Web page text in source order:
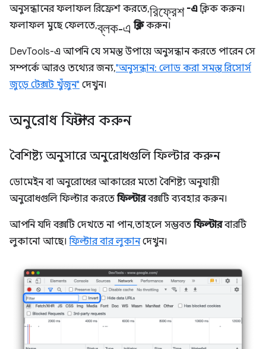
অনুসন্ধানের ফলাফল রিফ্রেশ করতে,রিফ্রেশ -এক্লিক করুন।
ফলাফল মুছে ফেলতে,ব্লক-এ ক্লিককরুন।
DevTools-এ আপনি যে সমস্ত উপায়ে অনুসন্ধান করতে পারেন সে
সম্পর্কে আরও তথ্যের জন্য,"অনুসন্ধান: লোড করা সমস্ত রিসোর্স
জুড়ে টেক্সট খুঁজুন" দেখুন।
অনুরোধ ফিল্টার করুন
বৈশিষ্ট্য অনুসারে অনুরোধগুলি ফিল্টার করুন
ডোমেইন বা অনুরোধের আকারের মতো বৈশিষ্ট্য অনুযায়ী
অনুরোধগুলি ফিল্টার করতেফিল্টারবক্সটি ব্যবহার করুন।
আপনি যদি বক্সটি দেখতে না পান, তাহলে সম্ভবতফিল্টারবারটি
লুকানো আছে।ফিল্টার বার লুকানদেখুন।